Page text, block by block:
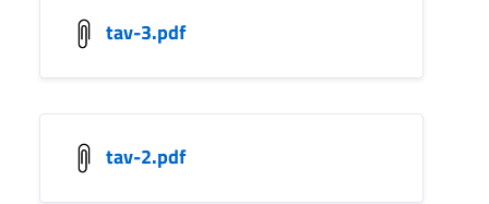
tav-3.pdf
tav-2.pdf